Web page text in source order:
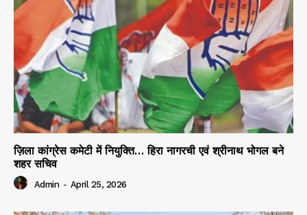
ज़िला कांग्रेस कमेटी में नियुक्ति… हिरा नागरची एवं श्रीनाथ भोगल बने
शहर सचिव
Admin - April 25, 2026